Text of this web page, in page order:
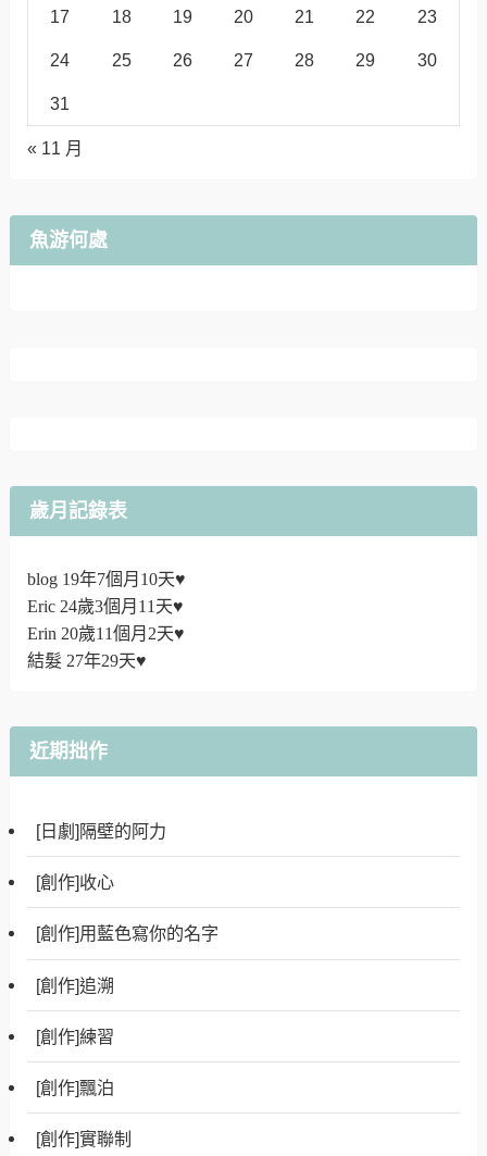
17 18 19 20 21 22 23
24 25 26 27 28 29 30
31
« 11 月
魚游何處
歲月記錄表
blog 19年7個月10天♥
Eric 24歲3個月11天♥
Erin 20歲11個月2天♥
結髮 27年29天♥
近期拙作
[日劇]隔壁的阿力
[創作]收心
[創作]用藍色寫你的名字
[創作]追溯
[創作]練習
[創作]飄泊
[創作]實聯制